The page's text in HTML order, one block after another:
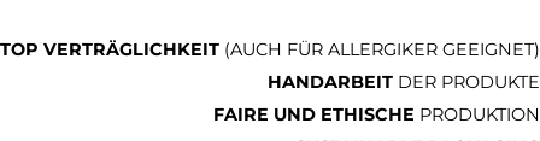
TOP VERTRÄGLICHKEIT (AUCH FÜR ALLERGIKER GEEIGNET)
HANDARBEIT DER PRODUKTE
FAIRE UND ETHISCHE PRODUKTION